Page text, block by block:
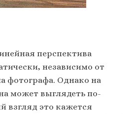
перспектива
независимо от
фотографа. Однако на
может выглядеть по-
взгляд это кажется